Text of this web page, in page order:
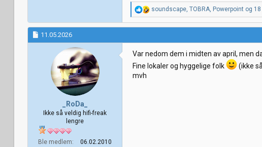
R
e
a
o
n
soundscape TOBRA Powerpoint og 18
11.05.2026
_RoDa_
Ikke så veldig hifi-freak
lengre
Ble medlem
06.02.2010
Var nedom dem i midten av april, men
Fine lokaler og hyggelige folk
(ikke
mvh